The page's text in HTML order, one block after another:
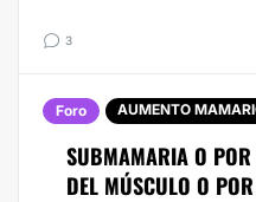
3
Foro AUMENTO
SUBMAMARIA O
DEL MÚSCULO O